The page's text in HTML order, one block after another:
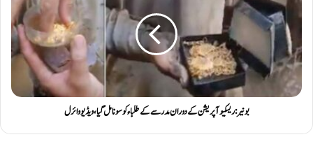
بونیر : ریسکیو آپریشن کے دوران مدرسے کے طلباء کو سونا مل گیا ، ویڈیو وائرل